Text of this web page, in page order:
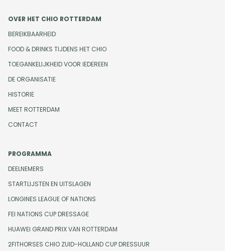
OVER HET CHIO ROTTERDAM
BEREIKBAARHEID
FOOD & DRINKS TIJDENS HET CHIO
TOEGANKELIJKHEID VOOR IEDEREEN
DE ORGANISATIE
HISTORIE
MEET ROTTERDAM
CONTACT
PROGRAMMA
DEELNEMERS
STARTLIJSTEN EN UITSLAGEN
LONGINES LEAGUE OF NATIONS
FEI NATIONS CUP DRESSAGE
HUAWEI GRAND PRIX VAN ROTTERDAM
2FITHORSES CHIO ZUID-HOLLAND CUP DRESSUUR